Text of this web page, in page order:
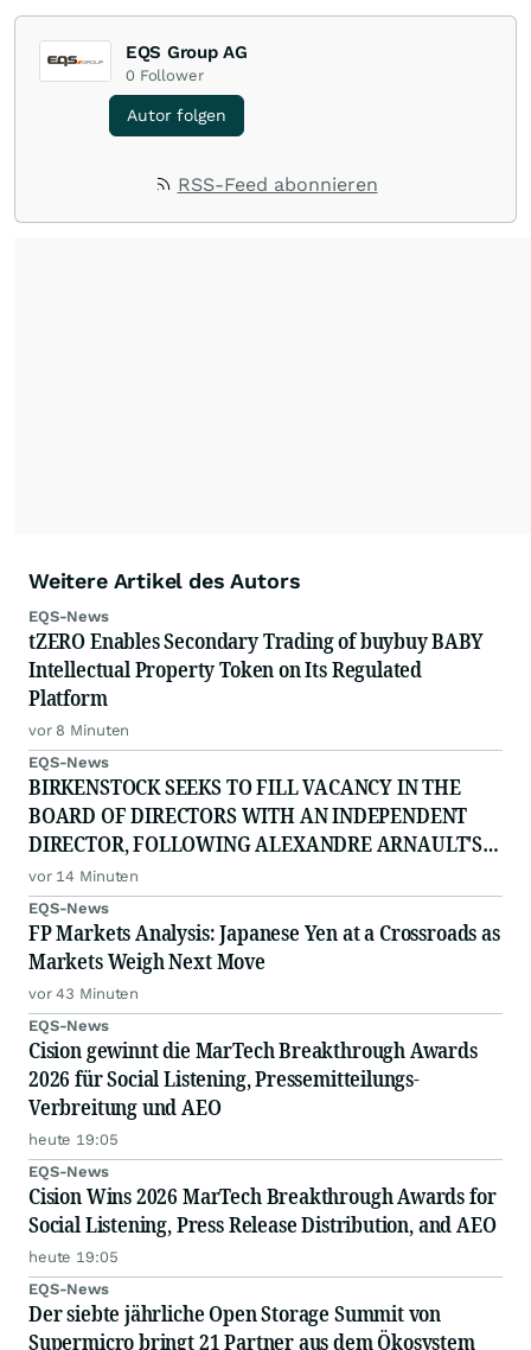
EQS Group AG
0 Follower
Autor folgen
RSS-Feed abonnieren
Weitere Artikel des Autors
EQS-News
tZERO Enables Secondary Trading of buybuy BABY
Intellectual Property Token on Its Regulated
Platform
vor 8 Minuten
EQS-News
BIRKENSTOCK SEEKS TO FILL VACANCY IN THE
BOARD OF DIRECTORS WITH AN INDEPENDENT
DIRECTOR, FOLLOWING ALEXANDRE ARNAULT'S
RESIGNATION DUE TO PROFESSIONAL
COMMITTMENTS
vor 14 Minuten
EQS-News
FP Markets Analysis: Japanese Yen at a Crossroads as
Markets Weigh Next Move
vor 43 Minuten
EQS-News
Cision gewinnt die MarTech Breakthrough Awards
2026 für Social Listening, Pressemitteilungs-
Verbreitung und AEO
heute 19:05
EQS-News
Cision Wins 2026 MarTech Breakthrough Awards for
Social Listening, Press Release Distribution, and AEO
heute 19:05
EQS-News
Der siebte jährliche Open Storage Summit von
Supermicro bringt 21 Partner aus dem Ökosystem